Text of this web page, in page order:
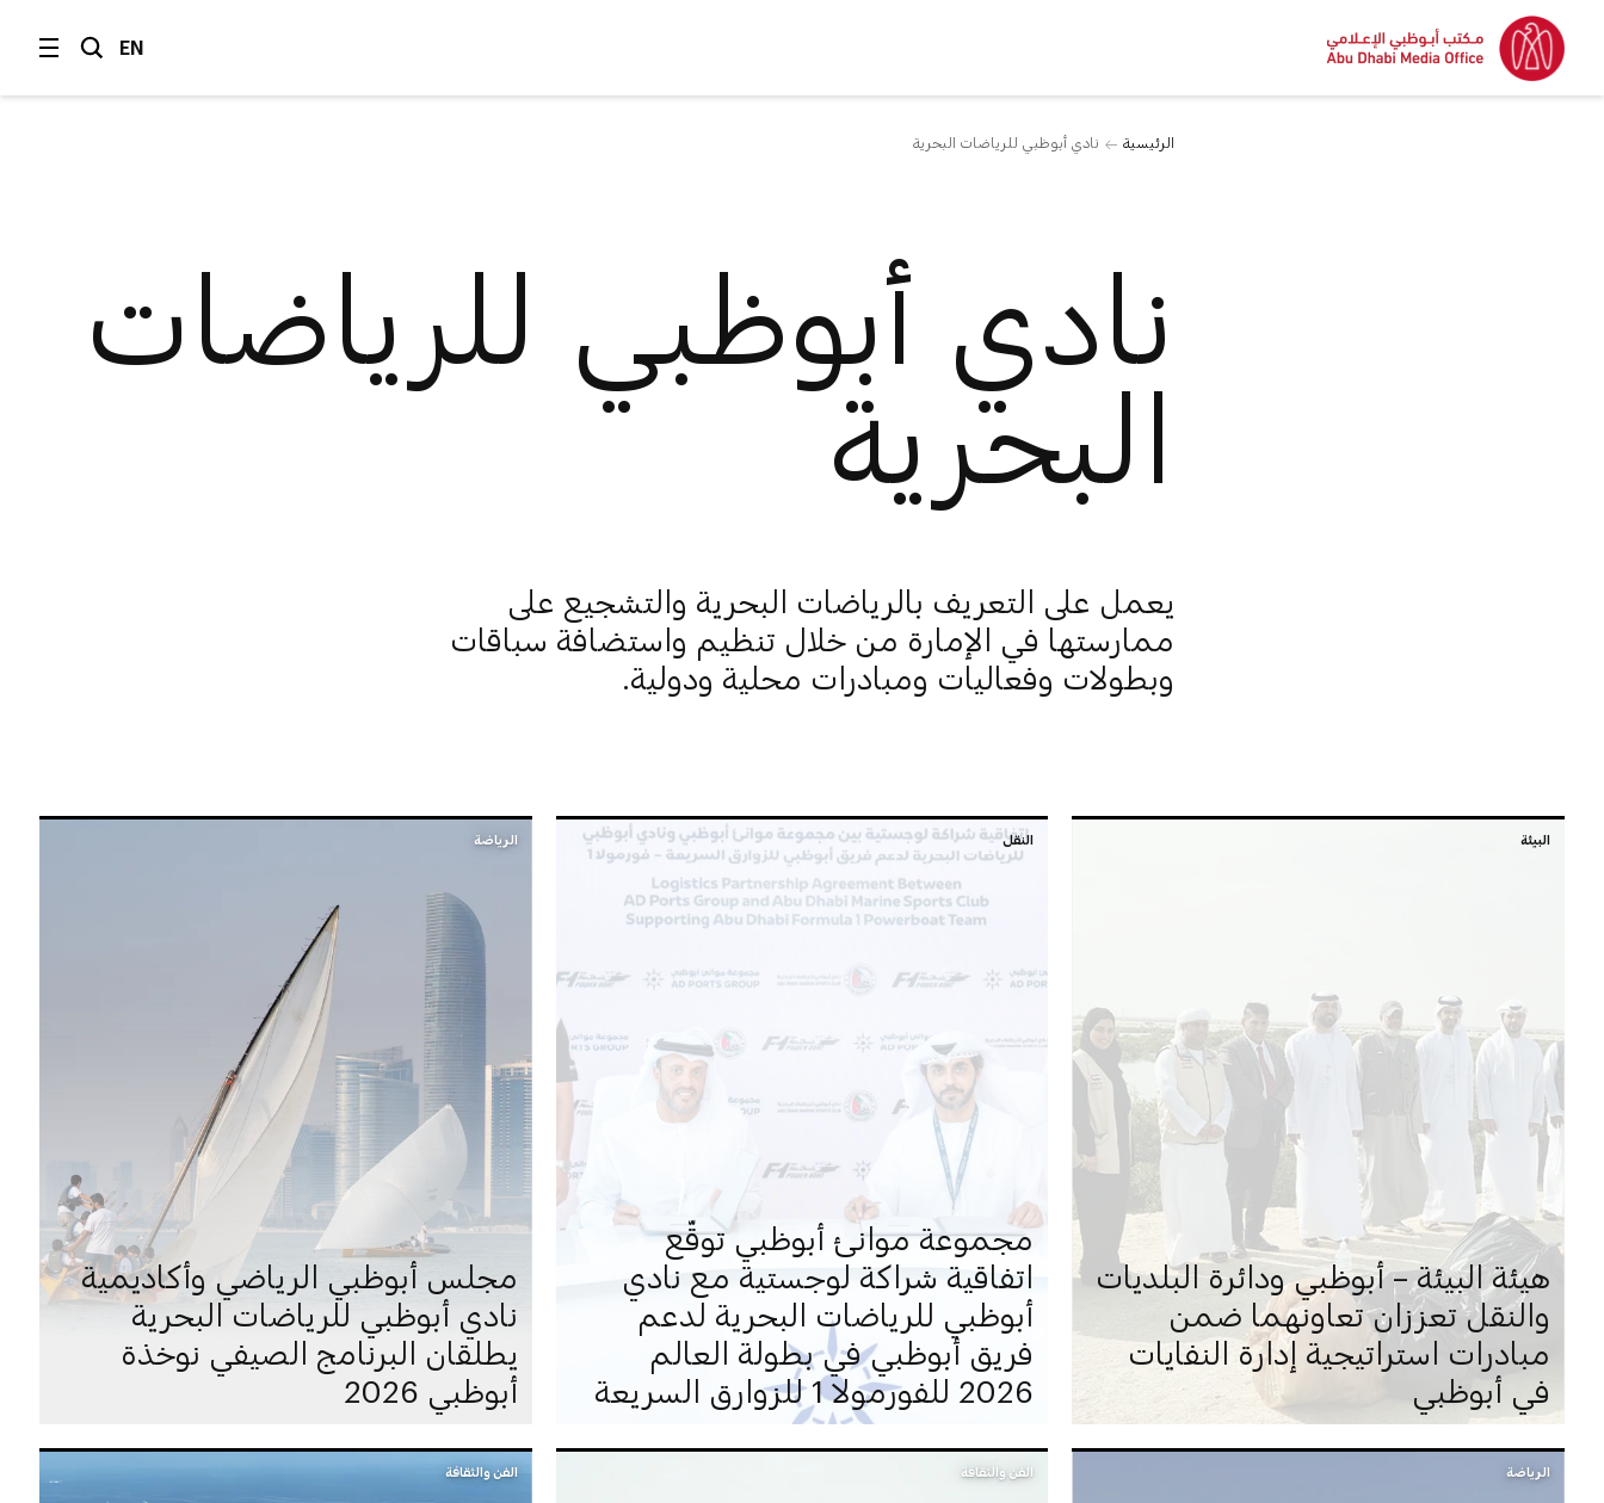
EN
الرئيسية نادي أبوظبي للرياضات البحرية
نادي أبوظبي للرياضات
البحرية
يعمل على التعريف بالرياضات البحرية والتشجيع على
ممارستها في الإمارة من خلال تنظيم واستضافة سباقات
وبطولات وفعاليات ومبادرات محلية ودولية.
البيئة
هيئة البيئة – أبوظبي ودائرة البلديات
والنقل تعززان تعاونهما ضمن
مبادرات استراتيجية إدارة النفايات
في أبوظبي
النقل
مجموعة موانئ أبوظبي توقّع
اتفاقية شراكة لوجستية مع نادي
أبوظبي للرياضات البحرية لدعم
فريق أبوظبي في بطولة العالم
2026 للفورمولا 1 للزوارق السريعة
الرياضة
مجلس أبوظبي الرياضي وأكاديمية
نادي أبوظبي للرياضات البحرية
يطلقان البرنامج الصيفي نوخذة
أبوظبي 2026
الرياضة الفن والثقافة الفن والثقافة